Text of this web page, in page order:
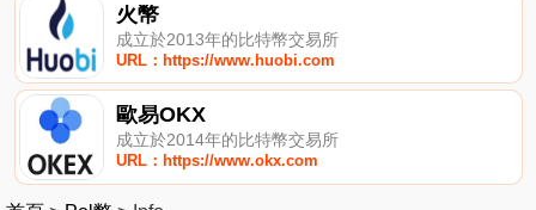
火幣
成立於2013年的比特幣交易所
URL：https://www.huobi.com
歐易OKX
成立於2014年的比特幣交易所
URL：https://www.okx.com